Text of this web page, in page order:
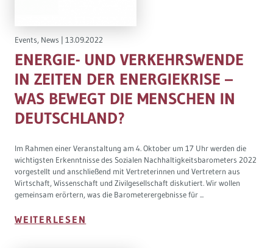
Events, News | 13.09.2022
ENERGIE- UND VERKEHRSWENDE
IN ZEITEN DER ENERGIEKRISE –
WAS BEWEGT DIE MENSCHEN IN
DEUTSCHLAND?
Im Rahmen einer Veranstaltung am 4. Oktober um 17 Uhr werden die
wichtigsten Erkenntnisse des Sozialen Nachhaltigkeitsbarometers 2022
vorgestellt und anschließend mit Vertreterinnen und Vertretern aus
Wirtschaft, Wissenschaft und Zivilgesellschaft diskutiert. Wir wollen
gemeinsam erörtern, was die Barometerergebnisse für ...
WEITERLESEN